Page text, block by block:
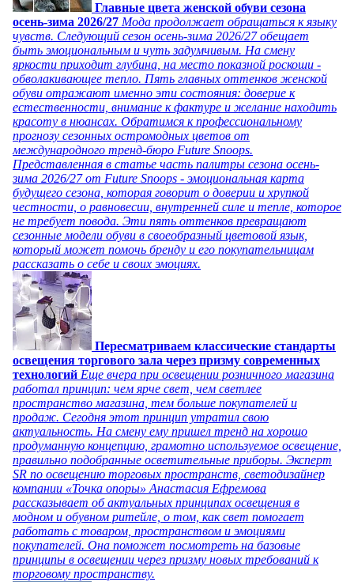
Главные цвета женской обуви сезона
осень-зима 2026/27 Мода продолжает обращаться к языку
чувств. Следующий сезон осень-зима 2026/27 обещает
быть эмоциональным и чуть задумчивым. На смену
яркости приходит глубина, на место показной роскоши -
обволакивающее тепло. Пять главных оттенков женской
обуви отражают именно эти состояния: доверие к
естественности, внимание к фактуре и желание находить
красоту в нюансах. Обратимся к профессиональному
прогнозу сезонных остромодных цветов от
международного тренд-бюро Future Snoops.
Представленная в статье часть палитры сезона осень-
зима 2026/27 от Future Snoops - эмоциональная карта
будущего сезона, которая говорит о доверии и хрупкой
честности, о равновесии, внутренней силе и тепле, которое
не требует повода. Эти пять оттенков превращают
сезонные модели обуви в своеобразный цветовой язык,
который может помочь бренду и его покупательницам
рассказать о себе и своих эмоциях.
Пересматриваем классические стандарты
освещения торгового зала через призму современных
технологий Еще вчера при освещении розничного магазина
работал принцип: чем ярче свет, чем светлее
пространство магазина, тем больше покупателей и
продаж. Сегодня этот принцип утратил свою
актуальность. На смену ему пришел тренд на хорошо
продуманную концепцию, грамотно используемое освещение,
правильно подобранные осветительные приборы. Эксперт
SR по освещению торговых пространств, светодизайнер
компании «Точка опоры» Анастасия Ефремова
рассказывает об актуальных принципах освещения в
модном и обувном ритейле, о том, как свет помогает
работать с товаром, пространством и эмоциями
покупателей. Она поможет посмотреть на базовые
принципы в освещении через призму новых требований к
торговому пространству.